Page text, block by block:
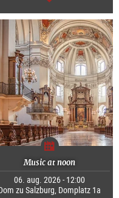
Tovább
Music at noon
06. aug. 2026 - 12:00
zu Salzburg, Domplatz 1a